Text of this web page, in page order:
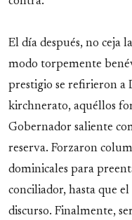
El día después, no ceja
modo torpemente
prestigio se refirieron a
kirchnerato, aquéllos
Gobernador saliente
reserva. Forzaron
dominicales para
conciliador, hasta que
discurso. Finalmente,